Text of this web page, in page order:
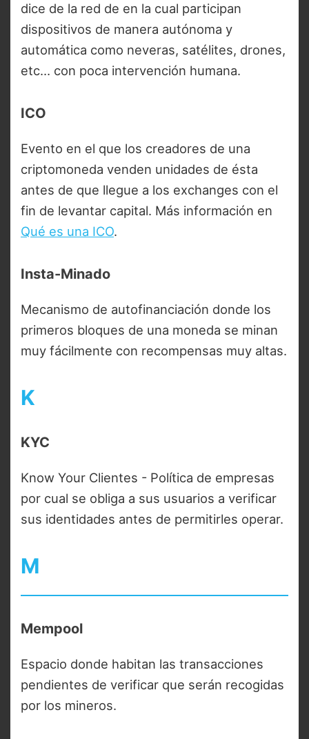
dice de la red de en la cual participan
dispositivos de manera autónoma y
automática como neveras, satélites, drones,
etc… con poca intervención humana.
ICO
Evento en el que los creadores de una
criptomoneda venden unidades de ésta
antes de que llegue a los exchanges con el
fin de levantar capital. Más información en
Qué es una ICO.
Insta-Minado
Mecanismo de autofinanciación donde los
primeros bloques de una moneda se minan
muy fácilmente con recompensas muy altas.
K
KYC
Know Your Clientes - Política de empresas
por cual se obliga a sus usuarios a verificar
sus identidades antes de permitirles operar.
M
Mempool
Espacio donde habitan las transacciones
pendientes de verificar que serán recogidas
por los mineros.